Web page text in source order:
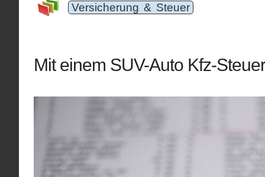
Versicherung & Steuer
Mit einem SUV-Auto Kfz-